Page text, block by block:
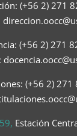
(+56 2) 271
(+56 2) 271
:
(+56 2) 271
Estación